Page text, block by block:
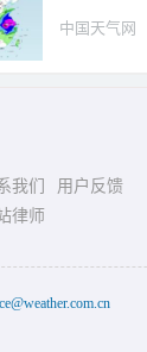
中国天气网
我们
用户反馈
律师